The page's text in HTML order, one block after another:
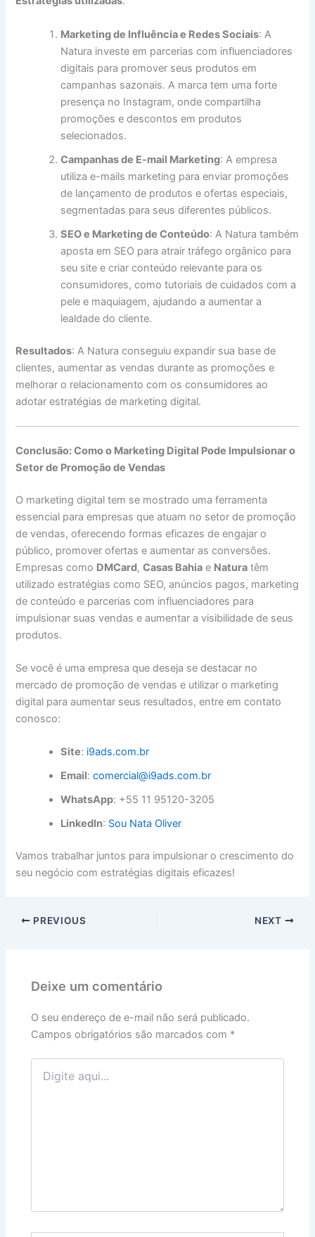
Marketing de Influência e Redes Sociais: A
Natura investe em parcerias com influenciadores
digitais para promover seus produtos em
campanhas sazonais. A marca tem uma forte
presença no Instagram, onde compartilha
promoções e descontos em produtos
selecionados.
Campanhas de E-mail Marketing: A empresa
utiliza e-mails marketing para enviar promoções
de lançamento de produtos e ofertas especiais,
segmentadas para seus diferentes públicos.
SEO e Marketing de Conteúdo: A Natura também
aposta em SEO para atrair tráfego orgânico para
seu site e criar conteúdo relevante para os
consumidores, como tutoriais de cuidados com a
pele e maquiagem, ajudando a aumentar a
lealdade do cliente.
Resultados: A Natura conseguiu expandir sua base de
clientes, aumentar as vendas durante as promoções e
melhorar o relacionamento com os consumidores ao
adotar estratégias de marketing digital.
Conclusão: Como o Marketing Digital Pode Impulsionar o
Setor de Promoção de Vendas
O marketing digital tem se mostrado uma ferramenta
essencial para empresas que atuam no setor de promoção
de vendas, oferecendo formas eficazes de engajar o
público, promover ofertas e aumentar as conversões.
Empresas como DMCard,Casas Bahia e Natura têm
utilizado estratégias como SEO, anúncios pagos, marketing
de conteúdo e parcerias com influenciadores para
impulsionar suas vendas e aumentar a visibilidade de seus
produtos.
Se você é uma empresa que deseja se destacar no
mercado de promoção de vendas e utilizar o marketing
digital para aumentar seus resultados, entre em contato
conosco:
Site: i9ads.com.br
Email:comercial@i9ads.com.br
WhatsApp: +55 11 95120-3205
LinkedIn: Sou Nata Oliver
Vamos trabalhar juntos para impulsionar o crescimento do
seu negócio com estratégias digitais eficazes!
PREVIOUS NEXT
Deixe um comentário
O seu endereço de e-mail não será publicado.
Campos obrigatórios são marcados com *
Digite
aqui...